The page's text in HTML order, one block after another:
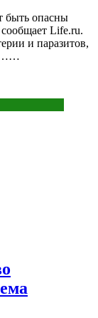
быть опасны
сообщает Life.ru.
и паразитов,